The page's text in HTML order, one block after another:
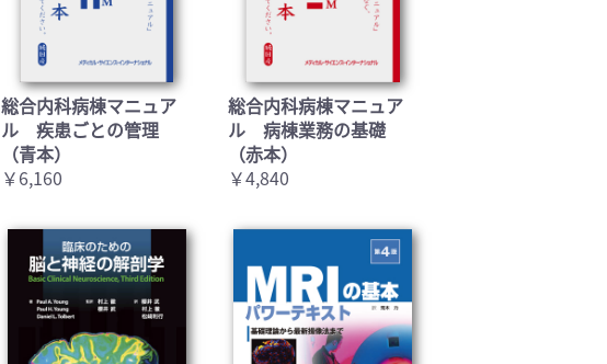
総合内科病棟マニュア
ル 疾患ごとの管理
（青本）
￥6,160
総合内科病棟マニュア
ル 病棟業務の基礎
（赤本）
￥4,840